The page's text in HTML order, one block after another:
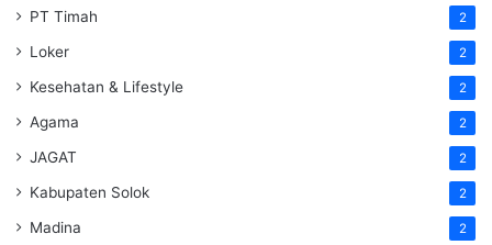
PT Timah 2
Loker 2
Kesehatan & Lifestyle 2
Agama 2
JAGAT 2
Kabupaten Solok 2
Madina 2